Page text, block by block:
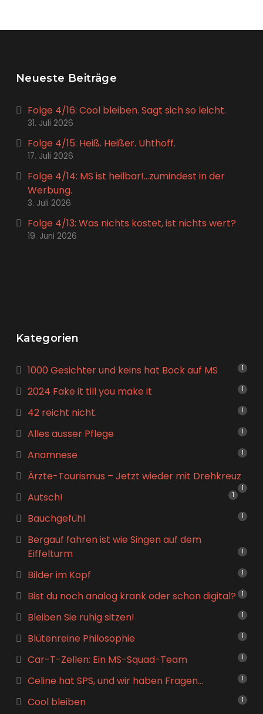
Neueste Beiträge
Folge 4/16: Cool bleiben. Sagt sich so leicht.
31. Juli 2026
Folge 4/15: Heiß. Heißer. Uhthoff.
17. Juli 2026
Folge 4/14: MS ist heilbar!…zumindest in der
Werbung.
3. Juli 2026
Folge 4/13: Was nichts kostet, ist nichts wert?
19. Juni 2026
Kategorien
1000 Gesichter und keins hat Bock auf MS 1
2024 Fake it till you make it 1
42 reicht nicht. 1
Alles ausser Pflege 1
Anamnese 1
Ärzte-Tourismus – Jetzt wieder mit Drehkreuz
1
Autsch! 1
Bauchgefühl 1
Bergauf fahren ist wie Singen auf dem
Eiffelturm
1
Bilder im Kopf 1
Bist du noch analog krank oder schon digital? 1
Bleiben Sie ruhig sitzen! 1
Blütenreine Philosophie 1
Car-T-Zellen: Ein MS-Squad-Team 1
Celine hat SPS, und wir haben Fragen… 1
Cool bleiben 1